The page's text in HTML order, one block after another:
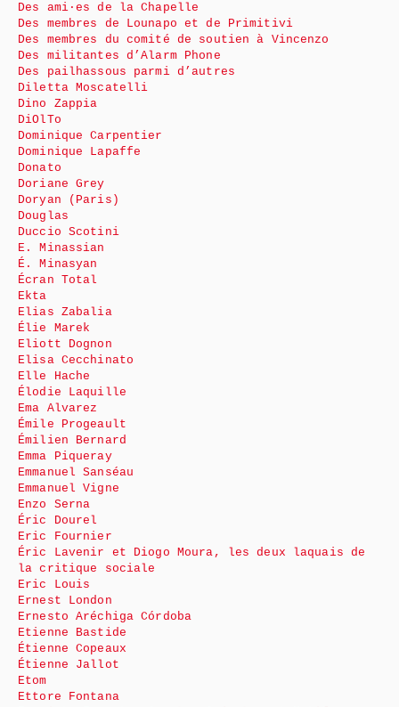
Des ami·es de la Chapelle
Des membres de Lounapo et de Primitivi
Des membres du comité de soutien à Vincenzo
Des militantes d’Alarm Phone
Des pailhassous parmi d’autres
Diletta Moscatelli
Dino Zappia
DiOlTo
Dominique Carpentier
Dominique Lapaffe
Donato
Doriane Grey
Doryan (Paris)
Douglas
Duccio Scotini
E. Minassian
É. Minasyan
Écran Total
Ekta
Elias Zabalia
Élie Marek
Eliott Dognon
Elisa Cecchinato
Elle Hache
Élodie Laquille
Ema Alvarez
Émile Progeault
Émilien Bernard
Emma Piqueray
Emmanuel Sanséau
Emmanuel Vigne
Enzo Serna
Éric Dourel
Eric Fournier
Éric Lavenir et Diogo Moura, les deux laquais de
la critique sociale
Eric Louis
Ernest London
Ernesto Aréchiga Córdoba
Etienne Bastide
Étienne Copeaux
Étienne Jallot
Etom
Ettore Fontana